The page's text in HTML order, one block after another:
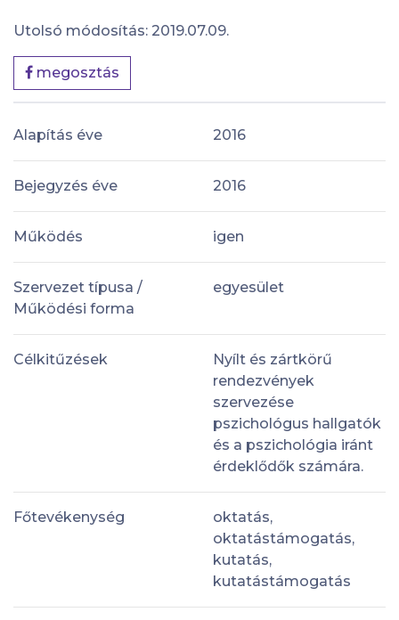
Utolsó módosítás: 2019.07.09.
megosztás
Alapítás éve 2016
Bejegyzés éve 2016
Működés igen
Szervezet típusa /
Működési forma
egyesület
Célkitűzések
Nyílt és zártkörű
rendezvények
szervezése
pszichológus hallgatók
és a pszichológia iránt
érdeklődők számára.
Főtevékenység
oktatás,
oktatástámogatás,
kutatás,
kutatástámogatás